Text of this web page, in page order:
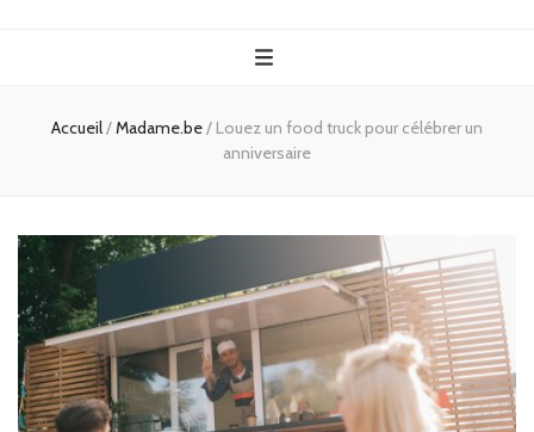
Accueil/Madame.be/ Louez un food truck pour célébrer un
anniversaire